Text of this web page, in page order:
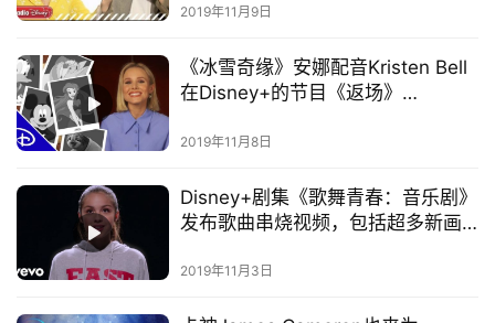
2019年11月9日
《冰雪奇缘》安娜配音Kristen Bell
在Disney+的节目《返场》
2019年11月8日
Disney+剧集《歌舞青春：音乐剧》
发布歌曲串烧视频，包括超多新画
2019年11月3日